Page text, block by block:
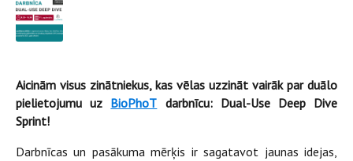
Aicinām visus zinātniekus, kas vēlas uzzināt vairāk par duālo
pielietojumu uz BioPhoT darbnīcu: Dual-Use Deep Dive
Sprint!
Darbnīcas un pasākuma mērķis ir sagatavot jaunas idejas,